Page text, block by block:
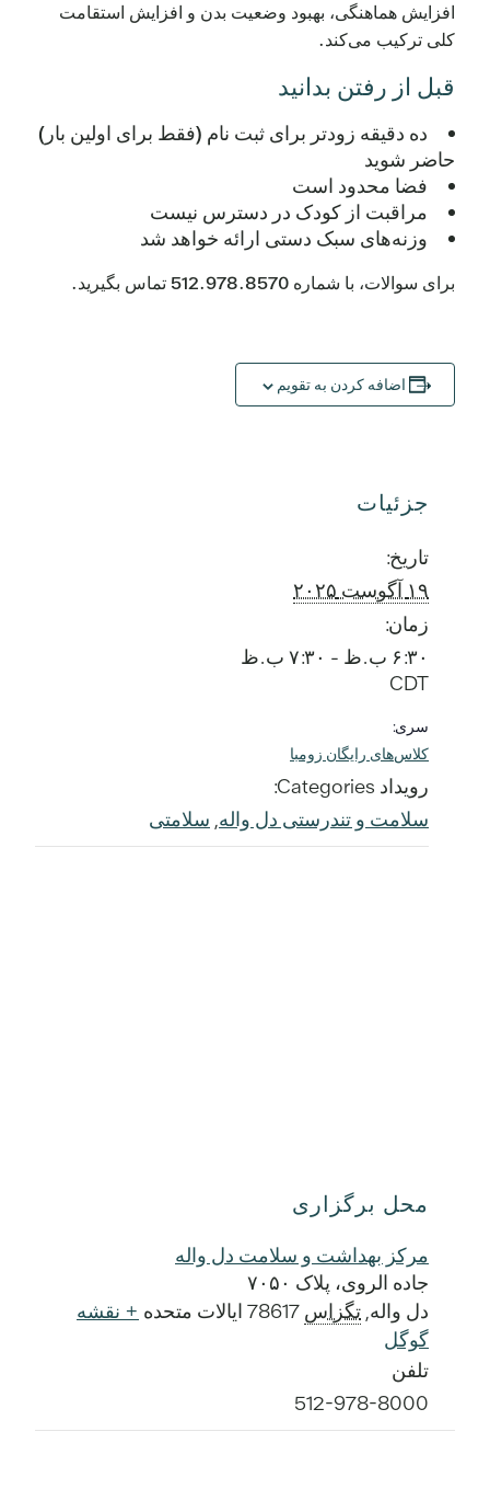
افزایش هماهنگی، بهبود وضعیت بدن و افزایش استقامت
کلی ترکیب می‌کند.
قبل از رفتن بدانید
ده دقیقه زودتر برای ثبت نام (فقط برای اولین بار)
حاضر شوید
فضا محدود است
مراقبت از کودک در دسترس نیست
وزنه‌های سبک دستی ارائه خواهد شد
برای سوالات، با شماره 512.978.8570 تماس بگیرید.
اضافه کردن به تقویم
جزئیات
تاریخ:
۱۹ آگوست ۲۰۲۵
زمان:
۶:۳۰ ب.ظ - ۷:۳۰ ب.ظ
CDT
سری:
کلاس‌های رایگان زومبا
رویداد Categories:
سلامت و تندرستی دل واله, سلامتی
محل برگزاری
مرکز بهداشت و سلامت دل واله
جاده الروی، پلاک ۷۰۵۰
دل واله, تگزاس 78617 ایالات متحده + نقشه
گوگل
تلفن
512-978-8000